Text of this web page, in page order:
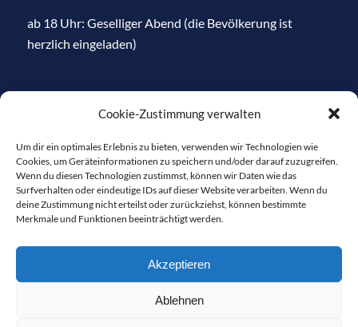
Cookie-Zustimmung verwalten
Um dir ein optimales Erlebnis zu bieten, verwenden wir Technologien wie
Cookies, um Geräteinformationen zu speichern und/oder darauf zuzugreifen.
Wenn du diesen Technologien zustimmst, können wir Daten wie das
Surfverhalten oder eindeutige IDs auf dieser Website verarbeiten. Wenn du
deine Zustimmung nicht erteilst oder zurückziehst, können bestimmte
Merkmale und Funktionen beeinträchtigt werden.
Akzeptieren
Ablehnen
ab 18 Uhr: Geselliger Abend (die Bevölkerung ist
herzlich eingeladen)
SONNTAG 25. JUNI
10 – 11 Uhr: Freibier der Brauerei Ladenburger
(solange Vorrat reicht)
10:30 Uhr: Grußworte vom HGV-Vorstand,
Bürgermeisterin Heidrich